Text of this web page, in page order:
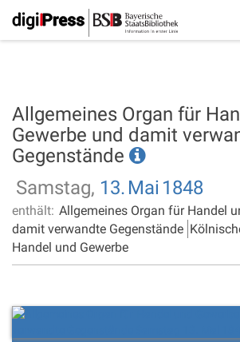
Allgemeines Organ für
Gewerbe und damit
Gegenstände
Samstag, 13. Mai 1848
enthält: Allgemeines Organ für Handel
damit verwandte Gegenstände
Handel und Gewerbe